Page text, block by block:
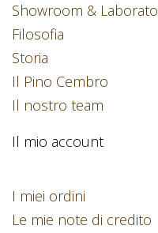
Showroom &
Filosofia
Storia
Il Pino Cembro
Il nostro team
Il mio account
I miei ordini
Le mie note di credito